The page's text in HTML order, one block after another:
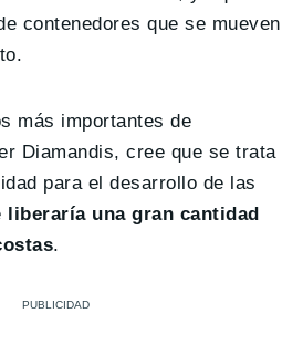
contenedores que se mueven
más importantes de
Diamandis, cree que se trata
para el desarrollo de las
liberaría una gran cantidad
.